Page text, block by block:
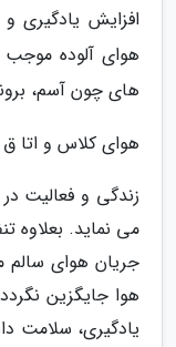
افزایش یادگیری
هوای آلوده موجب
های چون آسم،
هوای کلاس و اتا
زندگی و فعالیت
می نماید. بعلاوه
جریان هوای سالم
هوا جایگزین
یادگیری، سلامت